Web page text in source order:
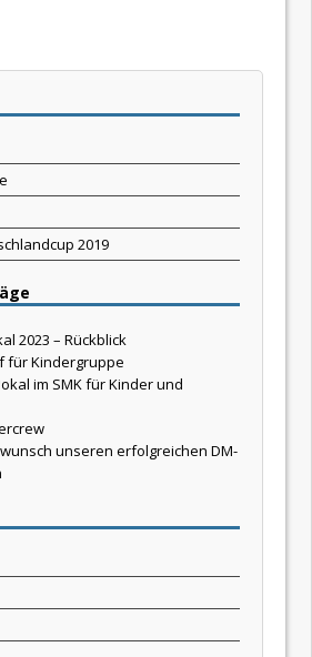
2019
2023 – Rückblick
für Kindergruppe
im SMK für Kinder und
unseren erfolgreichen DM-